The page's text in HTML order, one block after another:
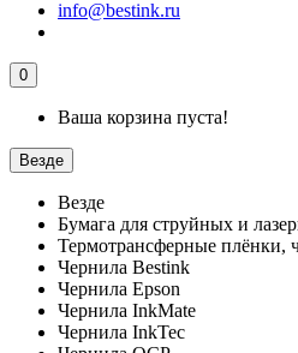
info@bestink.ru
0
Ваша корзина пуста!
Везде
Везде
Бумага для струйных и
Термотрансферные плёнки,
Чернила Bestink
Чернила Epson
Чернила InkMate
Чернила InkTec